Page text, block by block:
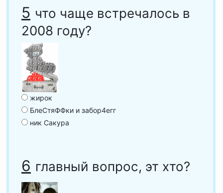
5 что чаще встречалось в
2008 году?
жирок
БлеСтяФФки и забор4егг
ник Сакура
6 главный вопрос, эт хто?